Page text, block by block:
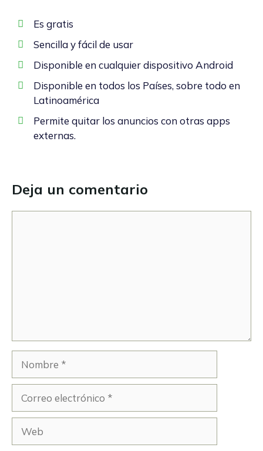
Es gratis
Sencilla y fácil de usar
Disponible en cualquier dispositivo Android
Disponible en todos los Países, sobre todo en
Latinoamérica
Permite quitar los anuncios con otras apps
externas.
Deja un comentario
electrónico